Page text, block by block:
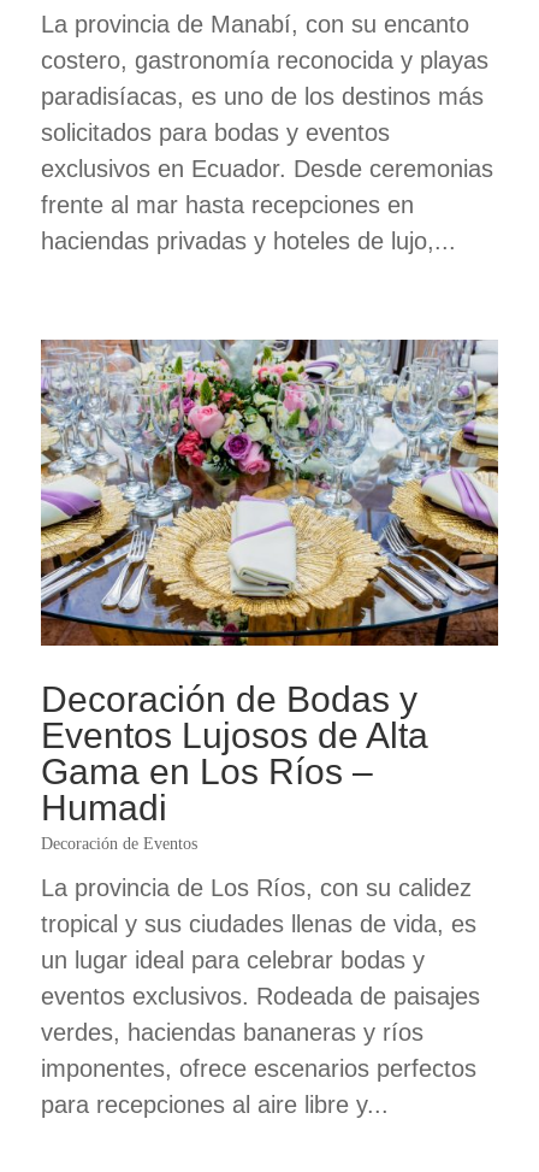
La provincia de Manabí, con su encanto
costero, gastronomía reconocida y playas
paradisíacas, es uno de los destinos más
solicitados para bodas y eventos
exclusivos en Ecuador. Desde ceremonias
frente al mar hasta recepciones en
haciendas privadas y hoteles de lujo,...
Decoración de Bodas y
Eventos Lujosos de Alta
Gama en Los Ríos –
Humadi
Decoración de Eventos
La provincia de Los Ríos, con su calidez
tropical y sus ciudades llenas de vida, es
un lugar ideal para celebrar bodas y
eventos exclusivos. Rodeada de paisajes
verdes, haciendas bananeras y ríos
imponentes, ofrece escenarios perfectos
para recepciones al aire libre y...